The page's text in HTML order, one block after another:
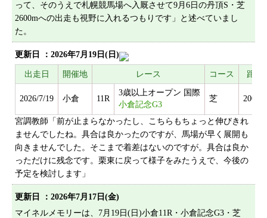
って、そのうえで札幌競馬場へ入厩させて9月6日の丹頂S・芝
2600mへの出走も視野に入れるつもりです」と述べていまし
た。
更新日 ：2026年7月19日(日)
出走日 開催地 レース コース 距離
2026/7/19 小倉 11R
3歳以上オープン 国際
小倉記念G3
芝 2000m
宮調教師「前が止まらなかったし、こちらもちょっと伸びきれ
ませんでしたね。具合は良かったのですが、馬場が早く展開も
向きませんでした。そこまで着差はないのですが。具合は良か
っただけに残念です。栗東に戻って様子をみたうえで、今後の
予定を検討します」
更新日 ：2026年7月17日(金)
マイネルメモリーは、7月19日(日)小倉11R・小倉記念G3・芝